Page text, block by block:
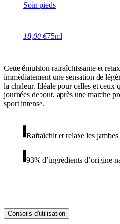
Soin pieds
18,00 €75ml
Cette émulsion rafraîchissante et
immédiatement une sensation de
la chaleur. Idéale pour celles et ceux
journées debout, après une marche
sport intense.
Rafraîchit et relaxe les jambes
93% d’ingrédients d’origine
Conseils d'utilisation